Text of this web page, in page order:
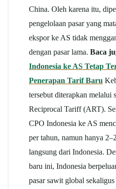
China. Oleh karena itu,
pengelolaan pasar yang
ekspor ke AS tidak
dengan pasar lama. Baca
Indonesia ke AS Tetap
Penerapan Tarif Baru
tersebut diterapkan melalui
Reciprocal Tariff (ART).
CPO Indonesia ke AS
per tahun, namun hanya
langsung dari Indonesia.
baru ini, Indonesia
pasar sawit global